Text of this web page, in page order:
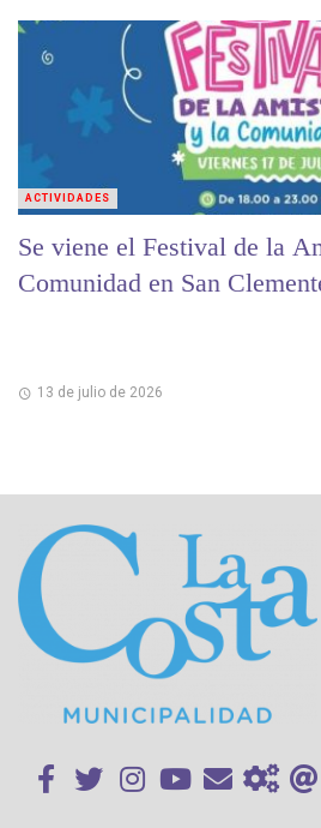
Se viene el Festival de la
Comunidad en San
13 de julio de 2026
ACTIVIDADES